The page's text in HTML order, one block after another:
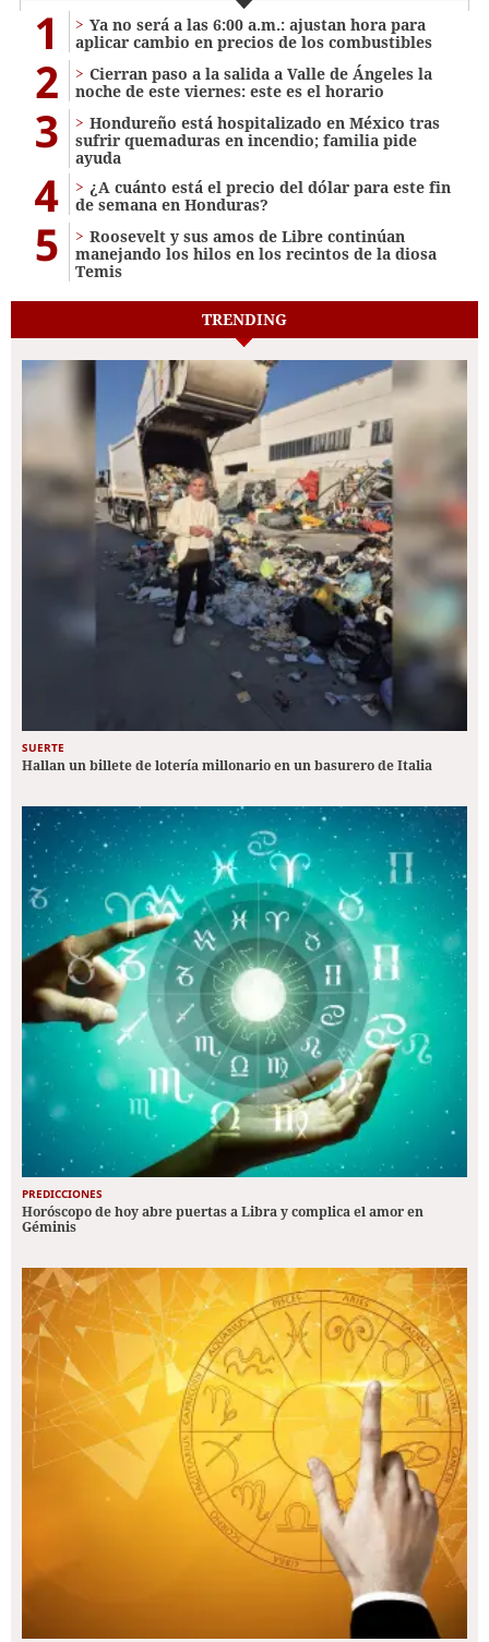
1
Ya no será a las 6:00 a.m.: ajustan hora para
aplicar cambio en precios de los combustibles
2
Cierran paso a la salida a Valle de Ángeles la
noche de este viernes: este es el horario
3
Hondureño está hospitalizado en México tras
sufrir quemaduras en incendio; familia pide
ayuda
4
¿A cuánto está el precio del dólar para este fin
de semana en Honduras?
5
Roosevelt y sus amos de Libre continúan
manejando los hilos en los recintos de la diosa
Temis
TRENDING
SUERTE
Hallan un billete de lotería millonario en un basurero de Italia
PREDICCIONES
Horóscopo de hoy abre puertas a Libra y complica el amor en
Géminis